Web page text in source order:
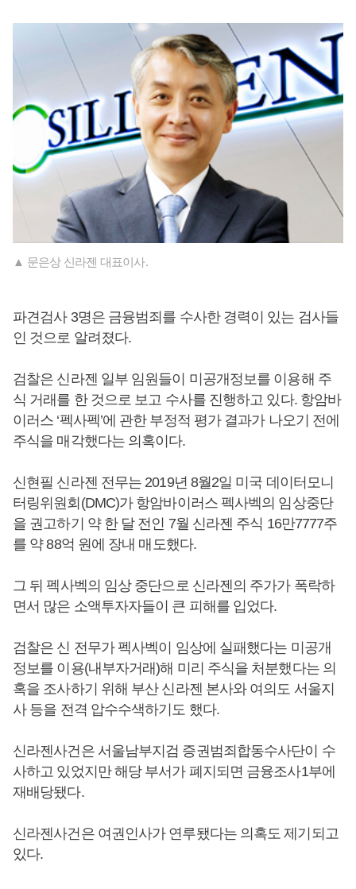
▲ 문은상 신라젠 대표이사.
파견검사 3명은 금융범죄를 수사한 경력이 있는 검사들
인 것으로 알려졌다.
검찰은 신라젠 일부 임원들이 미공개정보를 이용해 주
식 거래를 한 것으로 보고 수사를 진행하고 있다. 항암바
이러스 ‘펙사펙’에 관한 부정적 평가 결과가 나오기 전에
주식을 매각했다는 의혹이다.
신현필 신라젠 전무는 2019년 8월2일 미국 데이터모니
터링위원회(DMC)가 항암바이러스 펙사벡의 임상중단
을 권고하기 약 한 달 전인 7월 신라젠 주식 16만7777주
를 약 88억 원에 장내 매도했다.
그 뒤 펙사벡의 임상 중단으로 신라젠의 주가가 폭락하
면서 많은 소액투자자들이 큰 피해를 입었다.
검찰은 신 전무가 펙사벡이 임상에 실패했다는 미공개
정보를 이용(내부자거래)해 미리 주식을 처분했다는 의
혹을 조사하기 위해 부산 신라젠 본사와 여의도 서울지
사 등을 전격 압수수색하기도 했다.
신라젠사건은 서울남부지검 증권범죄합동수사단이 수
사하고 있었지만 해당 부서가 폐지되면 금융조사1부에
재배당됐다.
신라젠사건은 여권인사가 연루됐다는 의혹도 제기되고
있다.